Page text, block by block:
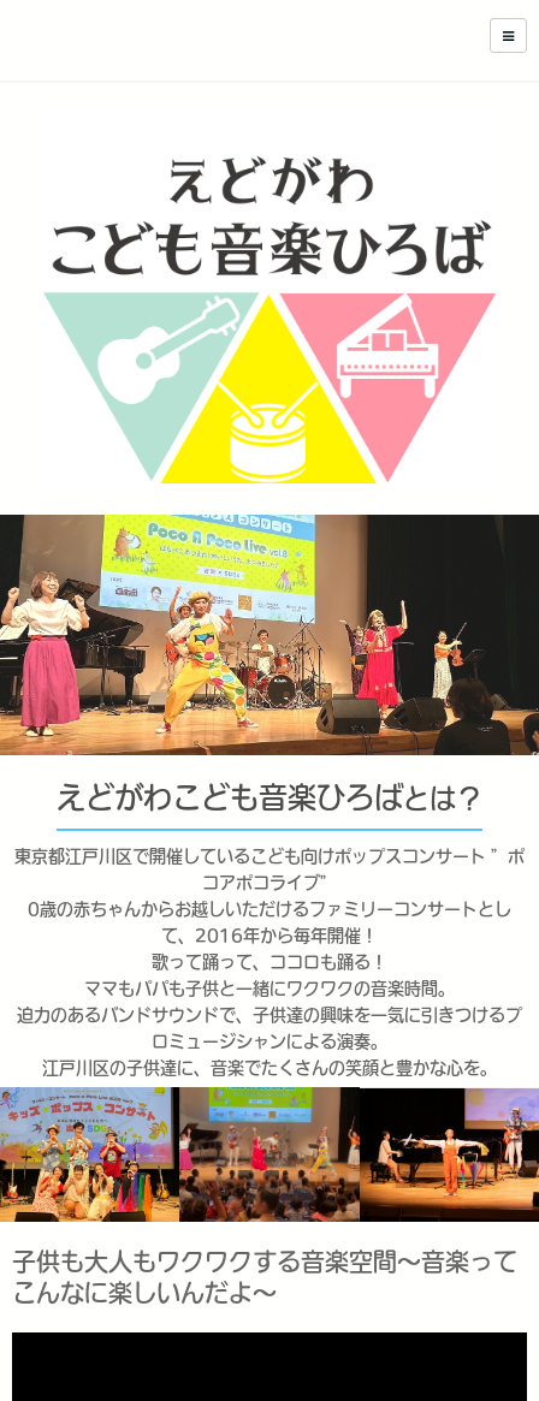
えどがわこども音楽ひろばとは？
東京都江戸川区で開催しているこども向けポップスコンサート ”ポ
コアポコライブ”
0歳の赤ちゃんからお越しいただけるファミリーコンサートとし
て、2016年から毎年開催！
歌って踊って、ココロも踊る！
ママもパパも子供と一緒にワクワクの音楽時間。
迫力のあるバンドサウンドで、子供達の興味を一気に引きつけるプ
ロミュージシャンによる演奏。
江戸川区の子供達に、音楽でたくさんの笑顔と豊かな心を。
子供も大人もワクワクする音楽空間〜音楽って
こんなに楽しいんだよ〜